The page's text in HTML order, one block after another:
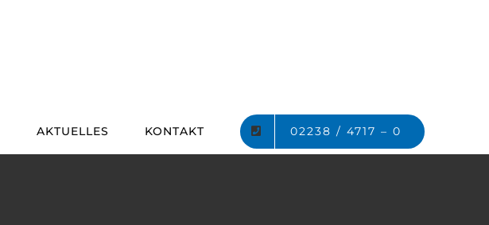
AKTUELLES KONTAKT 02238 / 4717 – 0